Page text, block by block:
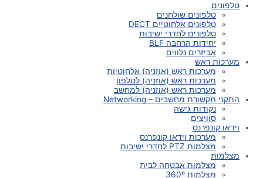
טלפונים
טלפונים שולחנים
טלפונים אלחוטיים DECT
טלפונים לחדרי ישיבות
יחידות הרחבה BLF
אביזרים נלווים
מערכות ראש
מערכות ראש (אוזניה) אלחוטיות
מערכות ראש (אוזניה) לטלפון
מערכות ראש (אוזניה) למחשב
התקני תקשורת מחשבים – Networking
נקודות גישה
סוויצים
וידאו קונפרנס
מערכות וידאו קונפרנס
מצלמות PTZ לחדרי ישיבות
מצלמות
מצלמות אבטחה לבית
מצלמות 360º